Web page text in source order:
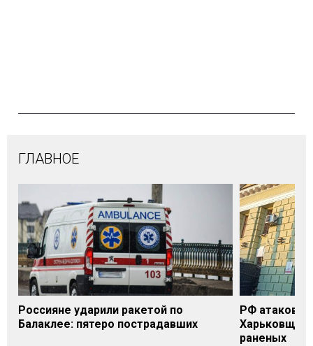
ГЛАВНОЕ
Россияне ударили ракетой по
Балаклее: пятеро пострадавших
РФ
раненых